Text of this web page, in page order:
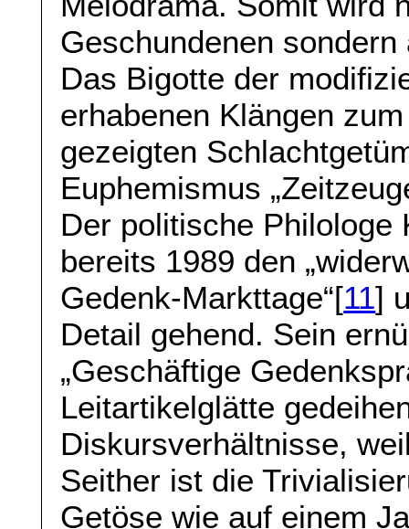
Geschundenen
Das Bigotte der
erhabenen Klängen
gezeigten
Euphemismus
Der politische Philologe
bereits 1989 den
Gedenk-Markttage“[11]
Detail gehend. Sein
„Geschäftige
Leitartikelglätte
Diskursverhältnisse,
Seither ist die
Getöse wie auf einem